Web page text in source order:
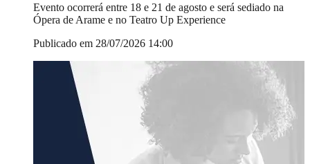
Evento ocorrerá entre 18 e 21 de agosto e será sediado na
Ópera de Arame e no Teatro Up Experience
Publicado em 28/07/2026 14:00